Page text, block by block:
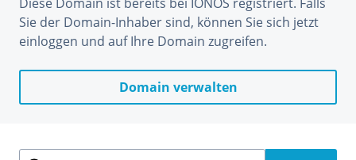
Sie der Domain-Inhaber sind, können Sie sich jetzt
einloggen und auf Ihre Domain zugreifen.
Domain verwalten